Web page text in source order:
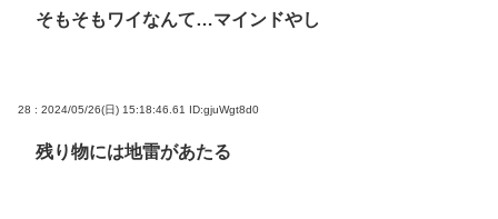
そもそもワイなんて…マインドやし
28 : 2024/05/26(日) 15:18:46.61 ID:gjuWgt8d0
残り物には地雷があたる